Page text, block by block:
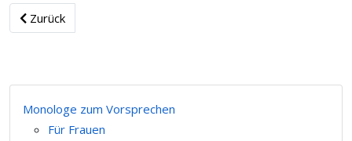
Zurück
Monologe zum Vorsprechen
Für Frauen